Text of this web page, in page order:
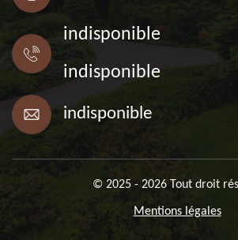
indisponible
indisponible
indisponible
© 2025 - 2026 Tout droit
Mentions légales